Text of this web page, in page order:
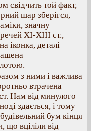
свідчить той факт,
шар зберігся,
значну
ХІ-ХІІІ ст.,
іконка, деталі
з ними і важлива
втрачена
Нам від минулого
здається, і тому
бум кінця
що вціліли від